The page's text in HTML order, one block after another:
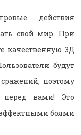
действия
свой мир. При
качественную 3Д
будут
поэтому
перед вами! Это
боями